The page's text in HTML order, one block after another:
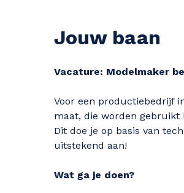
Jouw baan
Vacature: Modelmaker
Voor een productiebedrijf
maat, die worden gebruikt
Dit doe je op basis van
uitstekend aan!
Wat ga je doen?